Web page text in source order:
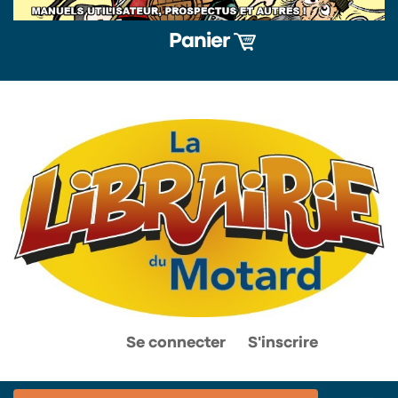
Panier
Se connecter S'inscrire